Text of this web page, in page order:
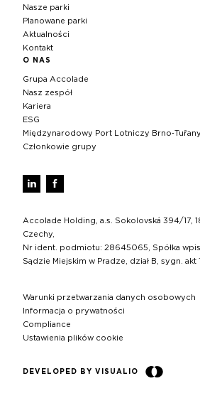
Nasze parki
Planowane parki
Aktualności
Kontakt
O NAS
Grupa Accolade
Nasz zespół
Kariera
ESG
Międzynarodowy Port Lotniczy Brno‑Tuřany
Członkowie grupy
Accolade Holding, a.s. Sokolovská 394/17,
Czechy,
Nr ident. podmiotu: 28645065, Spółka
Sądzie Miejskim w Pradze, dział B, sygn. akt
Warunki przetwarzania danych osobowych
Informacja o prywatności
Compliance
Ustawienia plików cookie
DEVELOPED BY VISUALIO